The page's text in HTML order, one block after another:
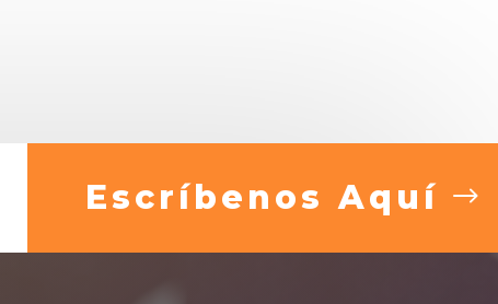
Escríbenos Aquí